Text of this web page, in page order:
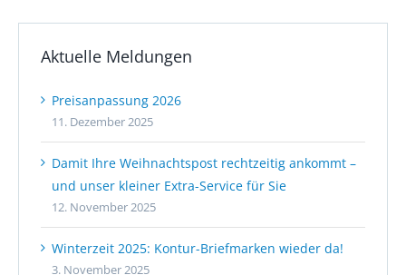
Aktuelle Meldungen
Preisanpassung 2026
11. Dezember 2025
Damit Ihre Weihnachtspost rechtzeitig ankommt –
und unser kleiner Extra-Service für Sie
12. November 2025
Winterzeit 2025: Kontur-Briefmarken wieder da!
3. November 2025